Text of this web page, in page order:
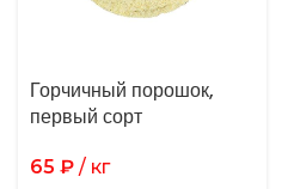
Горчичный порошок,
первый сорт
65 ₽ / кг